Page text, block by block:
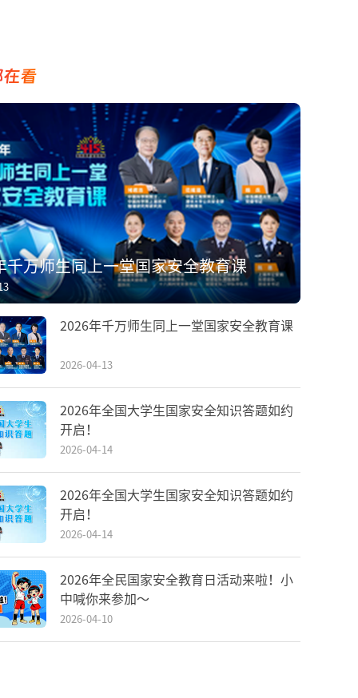
看
千万师生同上一堂国家安全教育课
2026年千万师生同上一堂国家安全教育课
2026-04-13
2026年全国大学生国家安全知识答题如约
开启！
2026-04-14
2026年全国大学生国家安全知识答题如约
开启！
2026-04-14
2026年全民国家安全教育日活动来啦！小
中喊你来参加～
2026-04-10